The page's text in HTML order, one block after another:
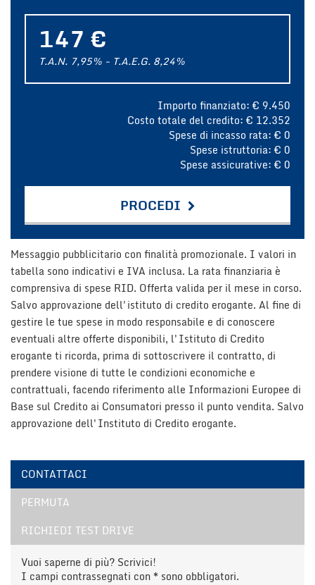
147 €
T.A.N. 7,95% - T.A.E.G. 8,24%
Importo finanziato: € 9.450
Costo totale del credito: € 12.352
Spese di incasso rata: € 0
Spese istruttoria: € 0
Spese assicurative: € 0
PROCEDI
Contattaci
Ho letto e accettol'informativa privacy*
Acconsento al trattamento dei miei dati per finalità di
Invia la tua richiesta
Messaggio pubblicitario con finalità promozionale. I valori in
tabella sono indicativi e IVA inclusa. La rata finanziaria è
comprensiva di spese RID. Offerta valida per il mese in corso.
Salvo approvazione dell'istituto di credito erogante. Al fine di
gestire le tue spese in modo responsabile e di conoscere
eventuali altre offerte disponibili, l'Istituto di Credito
erogante ti ricorda, prima di sottoscrivere il contratto, di
prendere visione di tutte le condizioni economiche e
contrattuali, facendo riferimento alle Informazioni Europee di
Base sul Credito ai Consumatori presso il punto vendita. Salvo
approvazione dell'Instituto di Credito erogante.
CONTATTACI
PERMUTA
RICHIEDI TEST DRIVE
Vuoi saperne di più? Scrivici!
I campi contrassegnati con * sono obbligatori.